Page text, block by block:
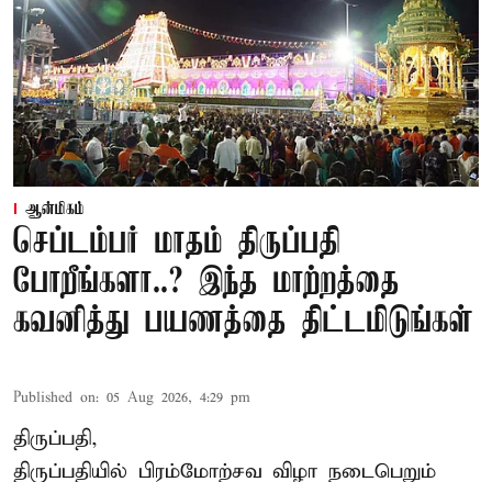
ஆன்மிகம்
செப்டம்பர் மாதம் திருப்பதி
போறீங்களா..? இந்த மாற்றத்தை
கவனித்து பயணத்தை திட்டமிடுங்கள்
Published on: 05 Aug 2026, 4:29 pm
திருப்பதி,
திருப்பதியில் பிரம்மோற்சவ விழா நடைபெறும்